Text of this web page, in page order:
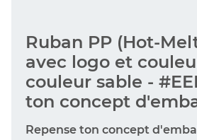
Ruban PP (Hot-
avec logo et
couleur sable -
ton concept
Repense ton concept